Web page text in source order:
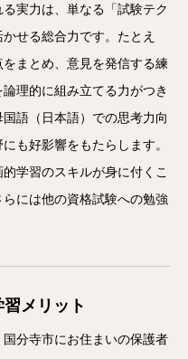
実力は、単なる「試験テク
せる総合力です。たとえ
まとめ、意見を発信する練
理的に組み立てる力がつき
語（日本語）での思考力向
も好影響をもたらします。
学習のスキルが身に付くこ
らには他の資格試験への勉強
習メリット
分寺市にお住まいの保護者